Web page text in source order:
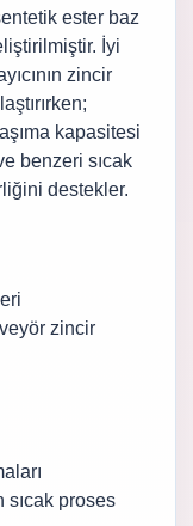
ester baz
İyi
zincir
kapasitesi
benzeri sıcak
destekler.
zincir
sıcak proses